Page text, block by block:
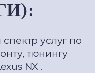
услуг по
тюнингу
NX .